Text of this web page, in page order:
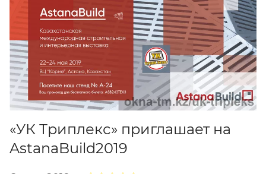
«УК Триплекс» приглашает на
AstanaBuild2019